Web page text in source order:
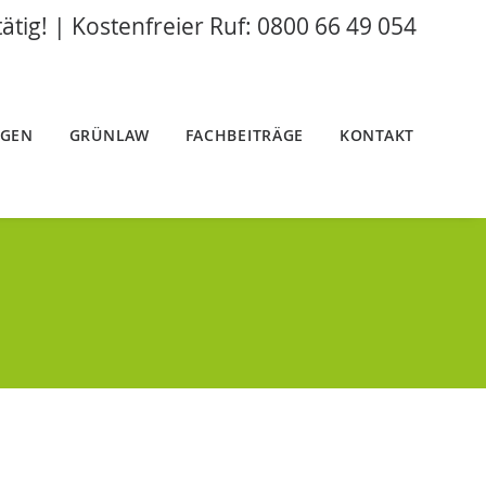
| Kostenfreier Ruf: 0800 66 49 054
GRÜNLAW FACHBEITRÄGE KONTAKT